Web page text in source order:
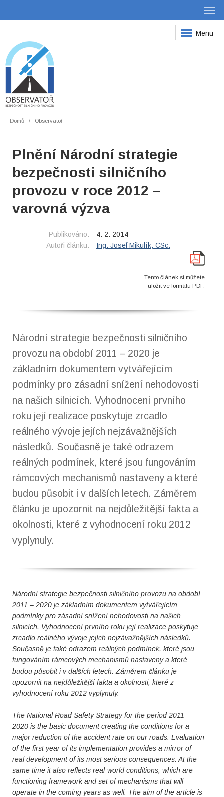
Menu
Domů Observatoř
Plnění Národní strategie
bezpečnosti silničního
provozu v roce 2012 –
varovná výzva
Publikováno:
4. 2. 2014
Autoři článku:
Ing. Josef Mikulík, CSc.
Tento článek si můžete
uložit ve formátu PDF.
Národní strategie bezpečnosti silničního
provozu na období 2011 – 2020 je
základním dokumentem vytvářejícím
podmínky pro zásadní snížení nehodovosti
na našich silnicích. Vyhodnocení prvního
roku její realizace poskytuje zrcadlo
reálného vývoje jejích nejzávažnějších
následků. Současně je také odrazem
reálných podmínek, které jsou fungováním
rámcových mechanismů nastaveny a které
budou působit i v dalších letech. Záměrem
článku je upozornit na nejdůležitější fakta a
okolnosti, které z vyhodnocení roku 2012
vyplynuly.
Národní strategie bezpečnosti silničního provozu na období
2011 – 2020 je základním dokumentem vytvářejícím
podmínky pro zásadní snížení nehodovosti na našich
silnicích. Vyhodnocení prvního roku její realizace poskytuje
zrcadlo reálného vývoje jejích nejzávažnějších následků.
Současně je také odrazem reálných podmínek, které jsou
fungováním rámcových mechanismů nastaveny a které
budou působit i v dalších letech. Záměrem článku je
upozornit na nejdůležitější fakta a okolnosti, které z
vyhodnocení roku 2012 vyplynuly.
The National Road Safety Strategy for the period 2011 -
2020 is the basic document creating the conditions for a
major reduction of the accident rate on our roads. Evaluation
of the first year of its implementation provides a mirror of
real development of its most serious consequences. At the
same time it also reflects real-world conditions, which are
functioning framework and set of mechanisms that will
operate in the coming years as well. The aim of the article is